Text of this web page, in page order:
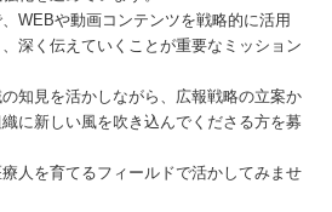
WEBや動画コンテンツを戦略的に活用
深く伝えていくことが重要なミッション
知見を活かしながら、広報戦略の立案か
に新しい風を吹き込んでくださる方を募
人を育てるフィールドで活かしてみませ